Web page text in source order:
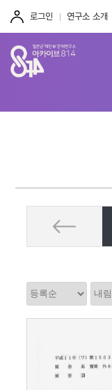
로그인 연구소 소개
정
렬
정
렬
순
서